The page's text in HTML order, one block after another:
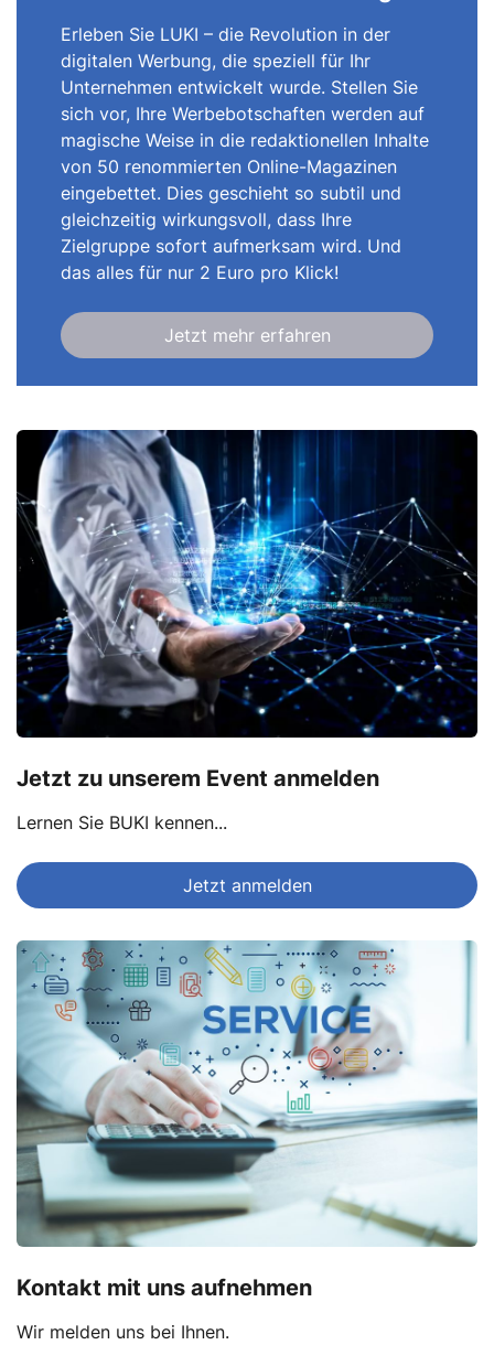
Erleben Sie LUKI – die Revolution in der
digitalen Werbung, die speziell für Ihr
Unternehmen entwickelt wurde. Stellen Sie
sich vor, Ihre Werbebotschaften werden auf
magische Weise in die redaktionellen Inhalte
von 50 renommierten Online-Magazinen
eingebettet. Dies geschieht so subtil und
gleichzeitig wirkungsvoll, dass Ihre
Zielgruppe sofort aufmerksam wird. Und
das alles für nur 2 Euro pro Klick!
Jetzt mehr erfahren
Jetzt zu unserem Event anmelden
Lernen Sie BUKI kennen...
Jetzt anmelden
Kontakt mit uns aufnehmen
Wir melden uns bei Ihnen.